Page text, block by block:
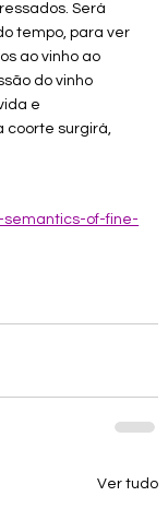
Será
tempo, para ver
ao vinho ao
do vinho
e
coorte surgirá,
semantics-of-fine-
Ver tudo